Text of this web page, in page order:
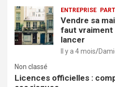
ENTREPRISE
Vendre sa
faut vraiment
lancer
Il y a 4 mois
Non classé
Licences officielles :